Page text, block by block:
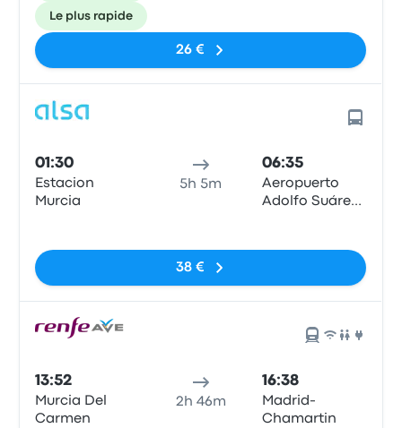
Le plus rapide
26 €
01:30
Estacion
Murcia
5h 5m
06:35
Aeropuerto
Adolfo Suárez
38 €
13:52
Murcia Del
Carmen
2h 46m
16:38
Madrid-
Chamartin